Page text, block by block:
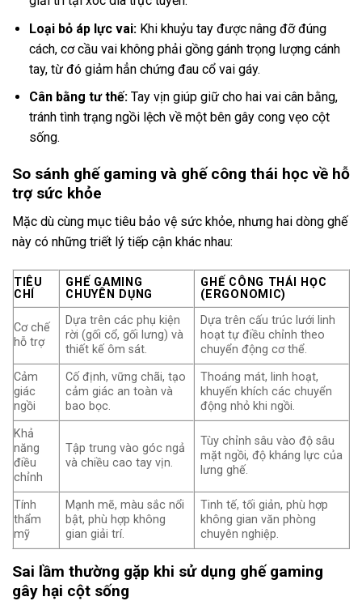
Loại bỏ áp lực vai:Khi khuỷu tay được nâng đỡ đúng
cách, cơ cầu vai không phải gồng gánh trọng lượng cánh
tay, từ đó giảm hẳn chứng đau cổ vai gáy.
Cân bằng tư thế:Tay vịn giúp giữ cho hai vai cân bằng,
tránh tình trạng ngồi lệch về một bên gây cong vẹo cột
sống.
So sánh ghế gaming và ghế công thái học về hỗ
trợ sức khỏe
Mặc dù cùng mục tiêu bảo vệ sức khỏe, nhưng hai dòng ghế
này có những triết lý tiếp cận khác nhau:
TIÊU
CHÍ
GHẾ GAMING
CHUYÊN DỤNG
GHẾ CÔNG THÁI HỌC
(ERGONOMIC)
Cơ chế
hỗ trợ
Dựa trên các phụ kiện
rời (gối cổ, gối lưng) và
thiết kế ôm sát.
Dựa trên cấu trúc lưới linh
hoạt tự điều chỉnh theo
chuyển động cơ thể.
Cảm
giác
ngồi
Cố định, vững chãi, tạo
cảm giác an toàn và
bao bọc.
Thoáng mát, linh hoạt,
khuyến khích các chuyển
động nhỏ khi ngồi.
Khả
năng
điều
chỉnh
Tập trung vào góc ngả
và chiều cao tay vịn.
Tùy chỉnh sâu vào độ sâu
mặt ngồi, độ kháng lực của
lưng ghế.
Tính
thẩm
mỹ
Mạnh mẽ, màu sắc nổi
bật, phù hợp không
gian giải trí.
Tinh tế, tối giản, phù hợp
không gian văn phòng
chuyên nghiệp.
Sai lầm thường gặp khi sử dụng ghế gaming
gây hại cột sống